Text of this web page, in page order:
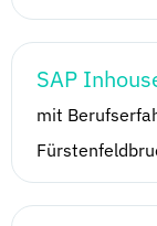
SAP
mit